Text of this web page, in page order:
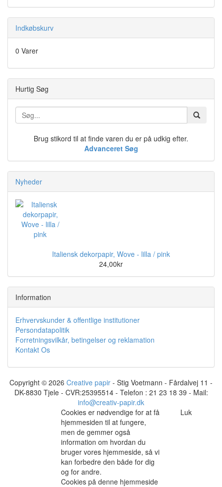
Indkøbskurv
0 Varer
Hurtig Søg
Brug stikord til at finde varen du er på udkig efter.
Advanceret Søg
Nyheder
Italiensk dekorpapir, Wove - lilla / pink
24,00kr
Information
Erhvervskunder & offentlige institutioner
Persondatapolitik
Forretningsvilkår, betingelser og reklamation
Kontakt Os
Copyright © 2026 Creative papir - Stig Voetmann - Fårdalvej 11 -
DK-8830 Tjele - CVR:25395514 - Telefon : 21 23 18 39 - Mail:
info@creativ-papir.dk
Cookies er nødvendige for at få
hjemmesiden til at fungere,
men de gemmer også
information om hvordan du
bruger vores hjemmeside, så vi
kan forbedre den både for dig
og for andre.
Cookies på denne hjemmeside
Luk